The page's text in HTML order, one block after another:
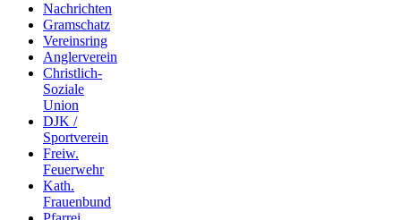
Nachrichten
Gramschatz
Vereinsring
Anglerverein
Christlich-
Soziale
Union
DJK /
Sportverein
Freiw.
Feuerwehr
Kath.
Frauenbund